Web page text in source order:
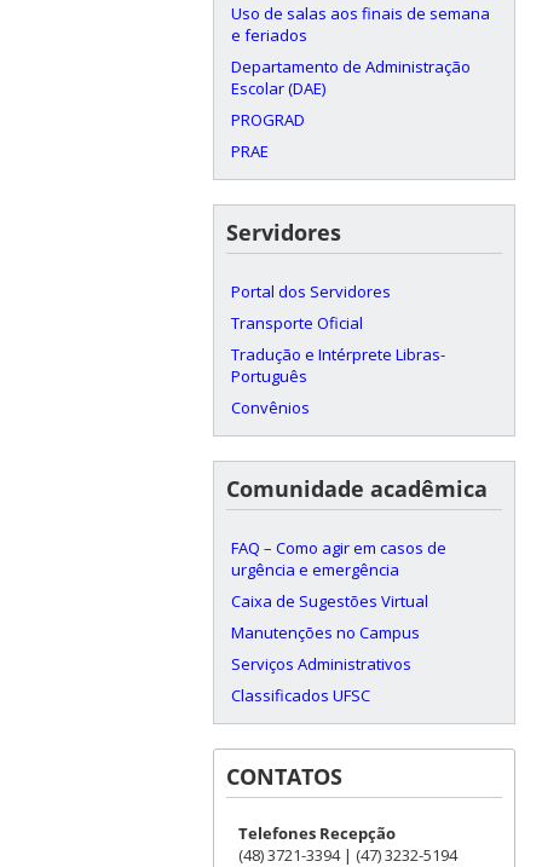
Uso de salas aos finais de semana
e feriados
Departamento de Administração
Escolar (DAE)
PROGRAD
PRAE
Servidores
Portal dos Servidores
Transporte Oficial
Tradução e Intérprete Libras-
Português
Convênios
Comunidade acadêmica
FAQ – Como agir em casos de
urgência e emergência
Caixa de Sugestões Virtual
Manutenções no Campus
Serviços Administrativos
Classificados UFSC
CONTATOS
Telefones Recepção
(48) 3721-3394 | (47) 3232-5194